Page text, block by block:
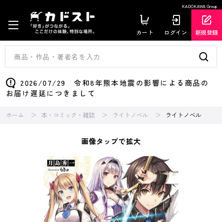
KADOKAWA Group
カート ログイン 新規登録
2026/07/29 令和8年熊本地震の影響による商品の
お届け遅延につきまして
ホーム 本・コミック・雑誌 ライトノベル ライトノベル
画像タップで拡大